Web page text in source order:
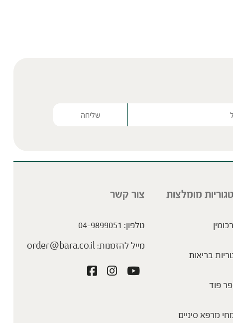
מומלצות
בריאות
פוד
מרפא סיניים
צור קשר
טלפון: 04-9899051
מייל להזמנות:order@bara.co.il